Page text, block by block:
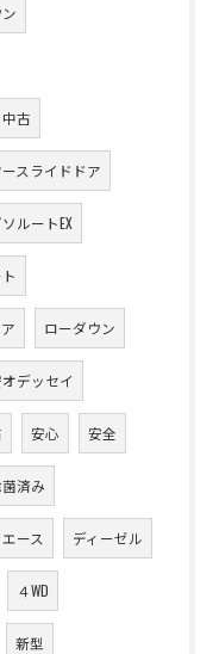
古
スライドドア
ルートEX
ローダウン
デッセイ
安心 安全
済み
ース ディーゼル
４WD
新型